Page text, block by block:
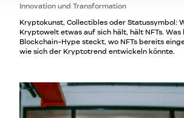
Innovation und Transformation
Kryptokunst, Collectibles oder Statussymbol:
Kryptowelt etwas auf sich hält, hält NFTs. Was
Blockchain-Hype steckt, wo NFTs bereits
wie sich der Kryptotrend entwickeln könnte.